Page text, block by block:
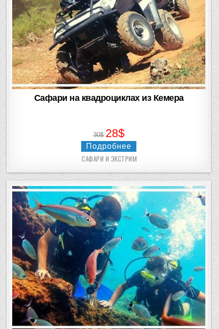
Сафари на квадроциклах из Кемера
30$ 28$
Подробнее
Posted
САФАРИ И ЭКСТРИМ